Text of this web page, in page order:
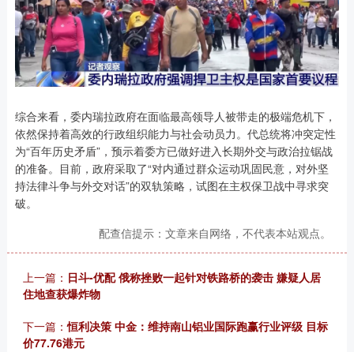
综合来看，委内瑞拉政府在面临最高领导人被带走的极端危机下，
依然保持着高效的行政组织能力与社会动员力。代总统将冲突定性
为“百年历史矛盾”，预示着委方已做好进入长期外交与政治拉锯战
的准备。目前，政府采取了“对内通过群众运动巩固民意，对外坚
持法律斗争与外交对话”的双轨策略，试图在主权保卫战中寻求突
破。
配查信提示：文章来自网络，不代表本站观点。
上一篇： 日斗-优配 俄称挫败一起针对铁路桥的袭击 嫌疑人居
住地查获爆炸物
下一篇：恒利决策 中金：维持南山铝业国际跑赢行业评级 目标
价77.76港元